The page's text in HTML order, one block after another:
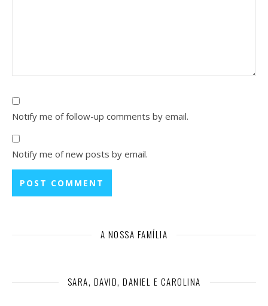
Notify me of follow-up comments by email.
Notify me of new posts by email.
A NOSSA FAMÍLIA
SARA, DAVID, DANIEL E CAROLINA